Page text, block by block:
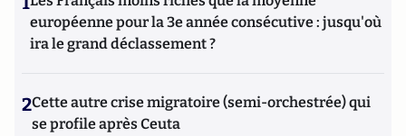
européenne pour la 3e année consécutive : jusqu'où
ira le grand déclassement ?
2Cette autre crise migratoire (semi-orchestrée) qui
se profile après Ceuta